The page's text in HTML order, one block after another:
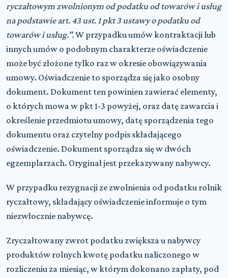
ryczałtowym zwolnionym od podatku od towarów i usług
na podstawie art. 43 ust. 1 pkt 3 ustawy o podatku od
towarów i usług.".W przypadku umów kontraktacji lub
innych umów o podobnym charakterze oświadczenie
może być złożone tylko raz w okresie obowiązywania
umowy. Oświadczenie to sporządza się jako osobny
dokument. Dokument ten powinien zawierać elementy,
o których mowa w pkt 1-3 powyżej, oraz datę zawarcia i
określenie przedmiotu umowy, datę sporządzenia tego
dokumentu oraz czytelny podpis składającego
oświadczenie. Dokument sporządza się w dwóch
egzemplarzach. Oryginał jest przekazywany nabywcy.
W przypadku rezygnacji ze zwolnienia od podatku rolnik
ryczałtowy, składający oświadczenie informuje o tym
niezwłocznie nabywcę.
Zryczałtowany zwrot podatku zwiększa u nabywcy
produktów rolnych kwotę podatku naliczonego w
rozliczeniu za miesiąc, w którym dokonano zapłaty, pod